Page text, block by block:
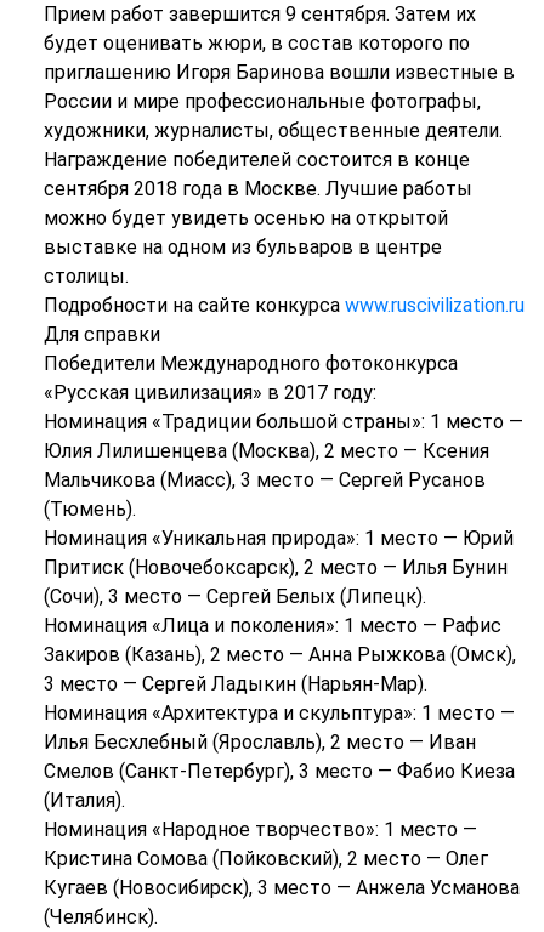
Прием работ завершится 9 сентября. Затем их
будет оценивать жюри, в состав которого по
приглашению Игоря Баринова вошли известные в
России и мире профессиональные фотографы,
художники, журналисты, общественные деятели.
Награждение победителей состоится в конце
сентября 2018 года в Москве. Лучшие работы
можно будет увидеть осенью на открытой
выставке на одном из бульваров в центре
столицы.
Подробности на сайте конкурса www.ruscivilization.ru
Для справки
Победители Международного фотоконкурса
«Русская цивилизация» в 2017 году:
Номинация «Традиции большой страны»: 1 место —
Юлия Лилишенцева (Москва), 2 место — Ксения
Мальчикова (Миасс), 3 место — Сергей Русанов
(Тюмень).
Номинация «Уникальная природа»: 1 место — Юрий
Притиск (Новочебоксарск), 2 место — Илья Бунин
(Сочи), 3 место — Сергей Белых (Липецк).
Номинация «Лица и поколения»: 1 место — Рафис
Закиров (Казань), 2 место — Анна Рыжкова (Омск),
3 место — Сергей Ладыкин (Нарьян-Мар).
Номинация «Архитектура и скульптура»: 1 место —
Илья Бесхлебный (Ярославль), 2 место — Иван
Смелов (Санкт-Петербург), 3 место — Фабио Киеза
(Италия).
Номинация «Народное творчество»: 1 место —
Кристина Сомова (Пойковский), 2 место — Олег
Кугаев (Новосибирск), 3 место — Анжела Усманова
(Челябинск).